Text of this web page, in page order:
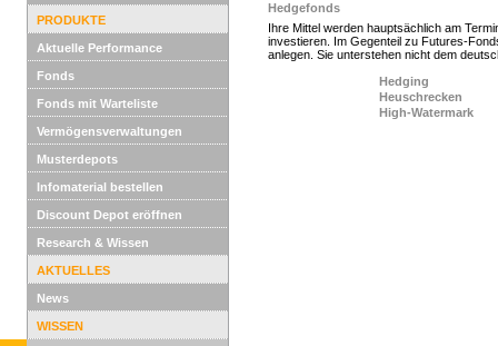
PRODUKTE
Aktuelle Performance
Fonds
Fonds mit Warteliste
Vermögensverwaltungen
Musterdepots
Infomaterial bestellen
Discount Depot eröffnen
Research & Wissen
AKTUELLES
News
WISSEN
Hedgefonds
Ihre Mittel werden hauptsächlich am
investieren. Im Gegenteil zu Futures-
anlegen. Sie unterstehen nicht dem
Hedging
Heuschrecken
High-Watermark